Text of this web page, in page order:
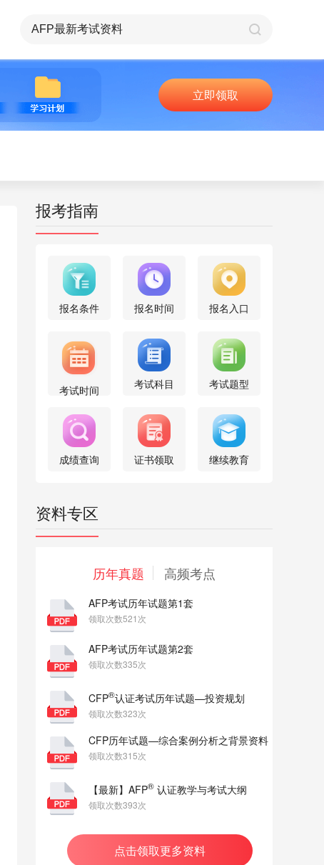
立即领取
报考指南
报名条件 报名时间 报名入口
考试时间 考试科目 考试题型
成绩查询 证书领取 继续教育
资料专区
历年真题 高频考点
AFP考试历年试题第1套
领取次数521次
AFP考试历年试题第2套
领取次数335次
CFP®认证考试历年试题—投资规划
领取次数323次
CFP历年试题—综合案例分析之背景资料
领取次数315次
【最新】AFP® 认证教学与考试大纲
领取次数393次
点击领取更多资料